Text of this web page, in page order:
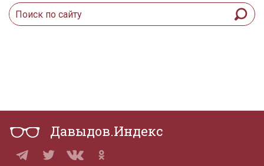
Давыдов.Индекс